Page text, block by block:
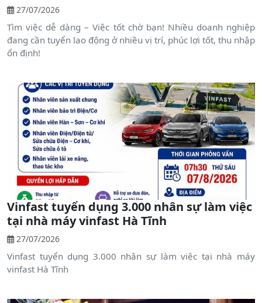
27/07/2026
Tìm việc dễ dàng – Việc tốt chờ bạn! Nhiều doanh nghiệp
đang cần tuyển lao động ở nhiều vị trí, phúc lợi tốt, thu nhập
ổn định!
Vinfast tuyển dụng 3.000 nhân sự làm việc
tại nhà máy vinfast Hà Tĩnh
27/07/2026
Vinfast tuyển dụng 3.000 nhân sự làm việc tại nhà máy
vinfast Hà Tĩnh